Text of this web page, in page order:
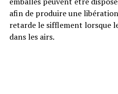
afin de produire une
retarde le sifflement lorsque
dans les airs.